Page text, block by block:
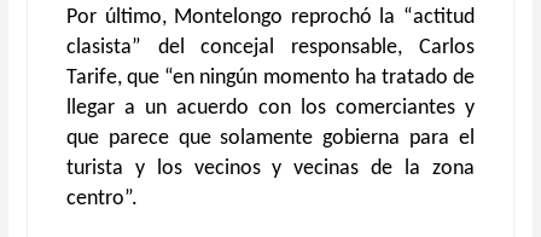
Por último, Montelongo reprochó la “actitud
clasista” del concejal responsable, Carlos
Tarife, que “en ningún momento ha tratado de
llegar a un acuerdo con los comerciantes y
que parece que solamente gobierna para el
turista y los vecinos y vecinas de la zona
centro”.